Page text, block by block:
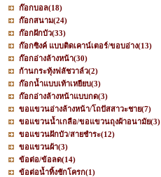
ก๊อกบอล(18)
ก๊อกสนาม(24)
ก๊อกฝักบัว(33)
ก๊อกซิงค์ แบบติดเคาน์เตอร์/ขอบอ่าง(13)
ก๊อกอ่างล้างหน้า(30)
ก้านกระทุ้งฟลัชวาล์ว(2)
ก๊อกน้ำแบบเท้าเหยียบ(3)
ก๊อกอ่างล้างหน้าแบบกด(3)
ขอแขวนอ่างล้างหน้า/โถปัสสาวะชาย(7)
ขอแขวนน้ำเกลือ/ขอแขวนถุงผ้าอนามัย(3)
ขอแขวนฝักบัว/สายชำระ(12)
ขอแขวนผ้า(3)
ข้อต่อ/ข้อลด(14)
ข้อต่อน้ำทิ้งชักโครก(1)